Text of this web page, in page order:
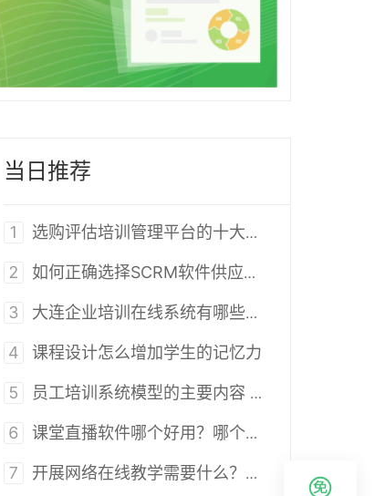
当日推荐
1 选购评估培训管理平台的十大标准
2 如何正确选择SCRM软件供应商？
3 大连企业培训在线系统有哪些？具备什么优势
4 课程设计怎么增加学生的记忆力
5 员工培训系统模型的主要内容 模型的三个层面指的是
6 课堂直播软件哪个好用？哪个比较专业？
7 开展网络在线教学需要什么？如何低门槛开展在线教学？